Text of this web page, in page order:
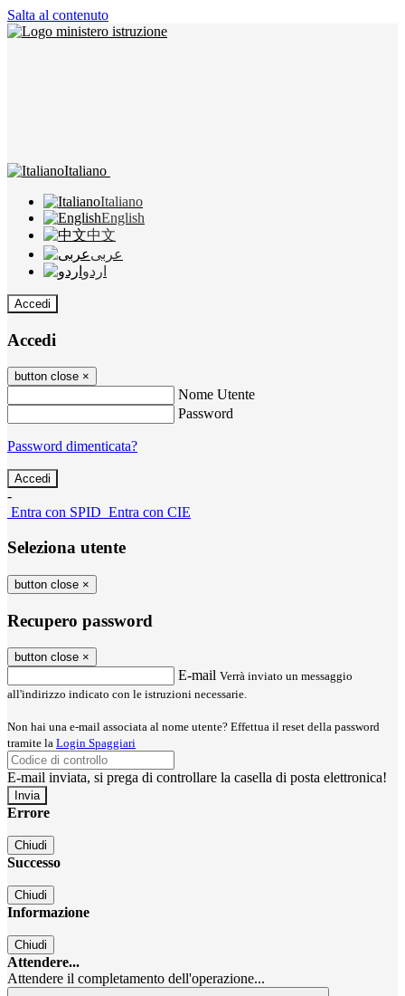
Salta al contenuto
Italiano
Italiano
English
中文
عربى
اردو
Accedi
Accedi
button close ×
Nome Utente
Password
Password dimenticata?
-
Entra con SPID Entra con CIE
Seleziona utente
button close ×
Recupero password
button close ×
E-mail Verrà inviato un messaggio
all'indirizzo indicato con le istruzioni necessarie.
Non hai una e-mail associata al nome utente? Effettua il reset della password
tramite la Login Spaggiari
E-mail inviata, si prega di controllare la casella di posta elettronica!
Errore
Chiudi
Successo
Chiudi
Informazione
Chiudi
Attendere...
Attendere il completamento dell'operazione...